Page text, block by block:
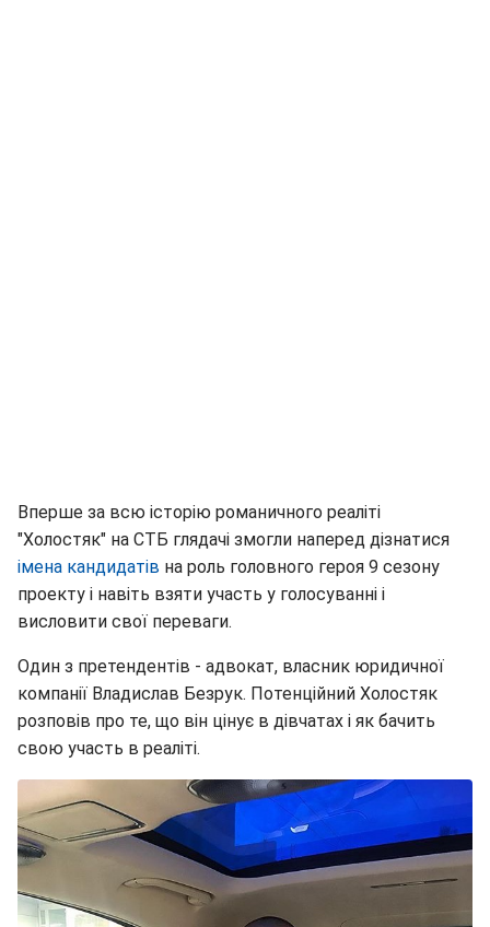
Вперше за всю історію романичного реаліті
"Холостяк" на СТБ глядачі змогли наперед дізнатися
імена кандидатів на роль головного героя 9 сезону
проекту і навіть взяти участь у голосуванні і
висловити свої переваги.
Один з претендентів - адвокат, власник юридичної
компанії Владислав Безрук. Потенційний Холостяк
розповів про те, що він цінує в дівчатах і як бачить
свою участь в реаліті.